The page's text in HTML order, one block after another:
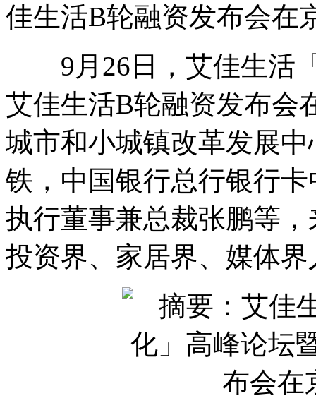
佳生活B轮融资发布会在
9月26日，艾佳生活「
艾佳生活B轮融资发布会
城市和小城镇改革发展
铁，中国银行总行银行
执行董事兼总裁张鹏等
投资界、家居界、媒体